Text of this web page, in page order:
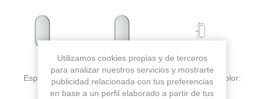
Espejo oval con luz LED perimetral. Temperatura de color:
3000K. medias 450x900 mm
Utilizamos cookies propias y de terceros
para analizar nuestros servicios y mostrarte
publicidad relacionada con tus preferencias
en base a un perfil elaborado a partir de tus